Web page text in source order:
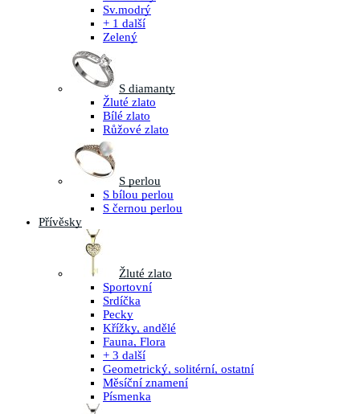
Sv.modrý
+ 1 další
Zelený
S diamanty
Žluté zlato
Bílé zlato
Růžové zlato
S perlou
S bílou perlou
S černou perlou
Přívěsky
Žluté zlato
Sportovní
Srdíčka
Pecky
Křížky, andělé
Fauna, Flora
+ 3 další
Geometrický, solitérní, ostatní
Měsíční znamení
Písmenka